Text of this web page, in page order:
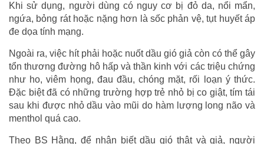
Khi sử dụng, người dùng có nguy cơ bị đỏ da, nổi mẩn,
ngứa, bỏng rát hoặc nặng hơn là sốc phản vệ, tụt huyết áp
đe dọa tính mạng.
Ngoài ra, việc hít phải hoặc nuốt dầu gió giả còn có thể gây
tổn thương đường hô hấp và thần kinh với các triệu chứng
như ho, viêm họng, đau đầu, chóng mặt, rối loạn ý thức.
Đặc biệt đã có những trường hợp trẻ nhỏ bị co giật, tím tái
sau khi được nhỏ dầu vào mũi do hàm lượng long não và
menthol quá cao.
Theo BS Hằng, để nhận biết dầu gió thật và giả, người